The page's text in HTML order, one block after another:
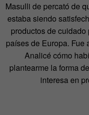
Masulli de percató de
estaba siendo
productos de
países de Europa. Fue
Analicé cómo
plantearme la forma
interesa en